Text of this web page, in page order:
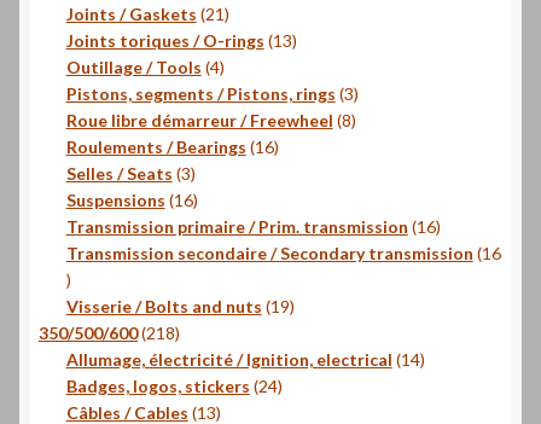
Joints / Gaskets 2121
produits
Joints toriques / O-rings 1313
Outillage / Tools 44
produits
Pistons, segments / Pistons, rings 33
produits
Roue libre démarreur / Freewheel 88
Roulements / Bearings 1616
Selles / Seats 33
produits
Suspensions 1616
produits
Transmission primaire / Prim. transmission 1616
produits
Transmission secondaire / Secondary transmission 16
16
produits
Visserie / Bolts and nuts 1919
350/500/600 218218
produits
Allumage, électricité / Ignition, electrical 1414
Badges, logos, stickers 2424
Câbles / Cables 1313